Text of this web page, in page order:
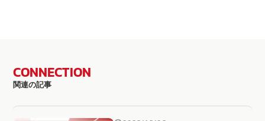
CONNECTION
関連の記事